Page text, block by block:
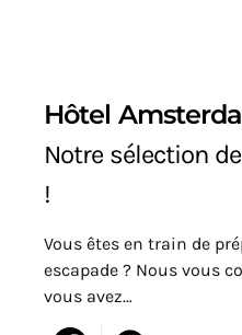
Hôtel
Notre sélection
!
Vous êtes en train de
escapade ? Nous vous
vous avez…